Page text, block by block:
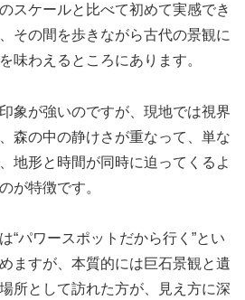
スケールと比べて初めて実感でき
その間を歩きながら古代の景観に
味わえるところにあります。
象が強いのですが、現地では視界
森の中の静けさが重なって、単な
地形と時間が同時に迫ってくるよ
が特徴です。
“パワースポットだから行く”とい
ますが、本質的には巨石景観と遺
所として訪れた方が、見え方に深